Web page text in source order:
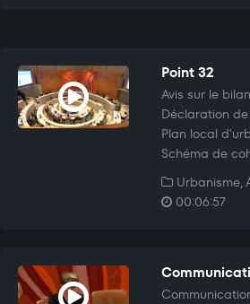
Point 32
Avis sur le
Déclaration
Plan local
Schéma de
Urbanisme,
00:06:57